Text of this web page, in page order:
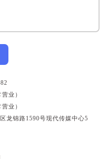
业）
业）
龙锦路1590号现代传媒中心5